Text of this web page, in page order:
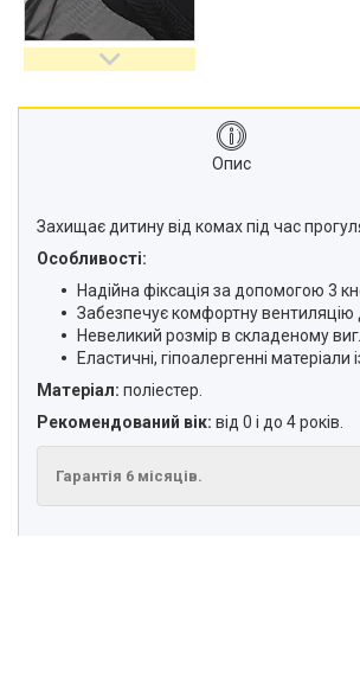
Корисна інформація для
батьків
Опис
Захищає дитину від комах під час
Особливості:
Надійна фіксація за допомогою 3
Забезпечує комфортну вентиляцію
Невеликий розмір в складеному
Еластичні, гіпоалергенні
Матеріал: поліестер.
Рекомендований вік: від 0 і до 4 років.
Гарантія 6 місяців.